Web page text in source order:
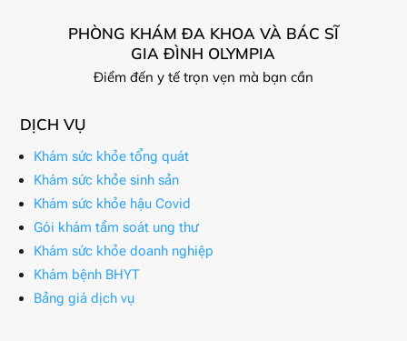
PHÒNG KHÁM ĐA KHOA VÀ BÁC SĨ
GIA ĐÌNH OLYMPIA
Điểm đến y tế trọn vẹn mà bạn cần
DỊCH VỤ
Khám sức khỏe tổng quát
Khám sức khỏe sinh sản
Khám sức khỏe hậu Covid
Gói khám tầm soát ung thư
Khám sức khỏe doanh nghiệp
Khám bệnh BHYT
Bảng giá dịch vụ